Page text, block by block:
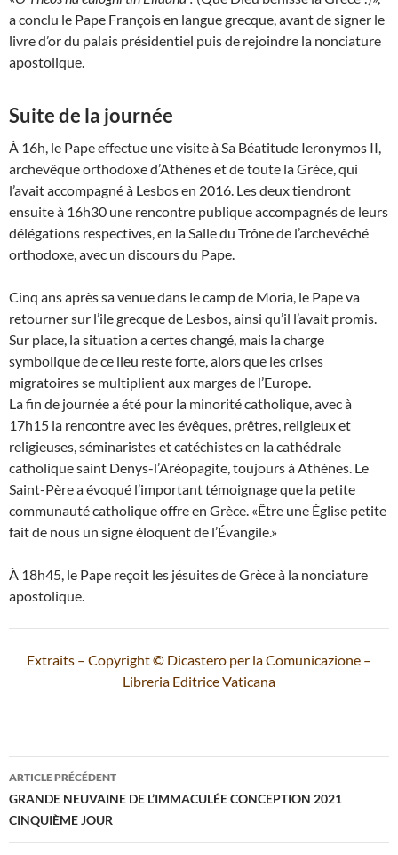
a conclu le Pape François en langue grecque, avant de signer le
livre d’or du palais présidentiel puis de rejoindre la nonciature
apostolique.
Suite de la journée
À 16h, le Pape effectue une visite à Sa Béatitude Ieronymos II,
archevêque orthodoxe d’Athènes et de toute la Grèce, qui
l’avait accompagné à Lesbos en 2016. Les deux tiendront
ensuite à 16h30 une rencontre publique accompagnés de leurs
délégations respectives, en la Salle du Trône de l’archevêché
orthodoxe, avec un discours du Pape.
Cinq ans après sa venue dans le camp de Moria, le Pape va
retourner sur l’ile grecque de Lesbos, ainsi qu’il l’avait promis.
Sur place, la situation a certes changé, mais la charge
symbolique de ce lieu reste forte, alors que les crises
migratoires se multiplient aux marges de l’Europe.
La fin de journée a été pour la minorité catholique, avec à
17h15 la rencontre avec les évêques, prêtres, religieux et
religieuses, séminaristes et catéchistes en la cathédrale
catholique saint Denys-l’Aréopagite, toujours à Athènes. Le
Saint-Père a évoqué l’important témoignage que la petite
communauté catholique offre en Grèce. «Être une Église petite
fait de nous un signe éloquent de l’Évangile.»
À 18h45, le Pape reçoit les jésuites de Grèce à la nonciature
apostolique.
Extraits – Copyright © Dicastero per la Comunicazione –
Libreria Editrice Vaticana
Navigation
des
articles
ARTICLE PRÉCÉDENT
GRANDE NEUVAINE DE L’IMMACULÉE CONCEPTION 2021
CINQUIÈME JOUR